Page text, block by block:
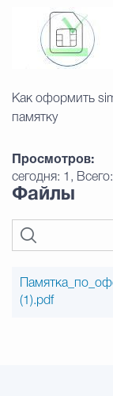
Как оформить
памятку
Просмотров:
сегодня: 1,
Файлы
(1).pdf